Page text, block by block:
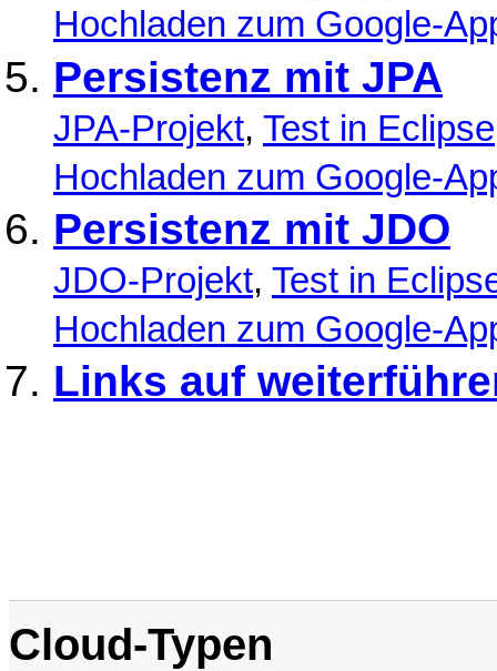
Hochladen zum Google-
Persistenz mit JPA
JPA-Projekt, Test in Eclipse
Hochladen zum Google-
Persistenz mit JDO
JDO-Projekt, Test in
Hochladen zum Google-
Links auf
Cloud-Typen